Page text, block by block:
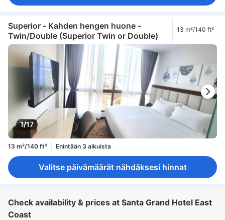
Superior - Kahden hengen huone -
Twin/Double (Superior Twin or Double)
13 m²/140 ft²
1/17
13 m²/140 ft² Enintään 3 aikuista
Valitse päivämäärät nähdäksesi hinnat
Check availability & prices at Santa Grand Hotel East
Coast